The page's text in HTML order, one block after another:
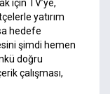
için TV’ye,
yatırım
hedefe
şimdi hemen
doğru
çalışması,